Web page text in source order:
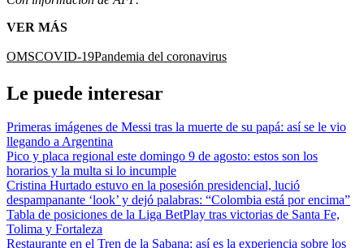
VER MÁS
OMSCOVID-19Pandemia del coronavirus
Le puede interesar
Primeras imágenes de Messi tras la muerte de su papá: así se le vio
llegando a Argentina
Pico y placa regional este domingo 9 de agosto: estos son los
horarios y la multa si lo incumple
Cristina Hurtado estuvo en la posesión presidencial, lució
despampanante ‘look’ y dejó palabras: “Colombia está por encima”
Tabla de posiciones de la Liga BetPlay tras victorias de Santa Fe,
Tolima y Fortaleza
Restaurante en el Tren de la Sabana: así es la experiencia sobre los